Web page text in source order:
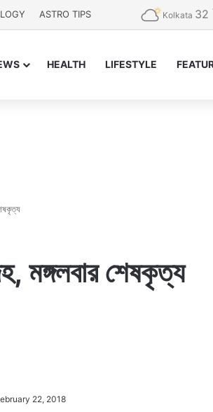
ASTRO TIPS Kolkata 32
HEALTH LIFESTYLE
মঙ্গলবার শেষকৃত্য
22, 2018